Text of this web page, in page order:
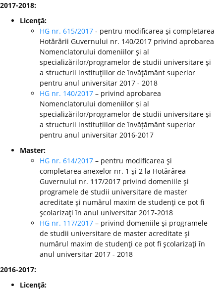
2017-2018:
Licenţă:
HG nr. 615/2017 - pentru modificarea şi completarea
Hotărârii Guvernului nr. 140/2017 privind aprobarea
Nomenclatorului domeniilor şi al
specializărilor/programelor de studii universitare şi
a structurii instituţiilor de învăţământ superior
pentru anul universitar 2017 - 2018
HG nr. 140/2017 – privind aprobarea
Nomenclatorului domeniilor și al
specializărilor/programelor de studii universitare și
a structurii instituțiilor de învățământ superior
pentru anul universitar 2016-2017
Master:
HG nr. 614/2017 – pentru modificarea şi
completarea anexelor nr. 1 şi 2 la Hotărârea
Guvernului nr. 117/2017 privind domeniile şi
programele de studii universitare de master
acreditate şi numărul maxim de studenţi ce pot fi
şcolarizaţi în anul universitar 2017-2018
HG nr. 117/2017 – privind domeniile şi programele
de studii universitare de master acreditate şi
numărul maxim de studenţi ce pot fi şcolarizaţi în
anul universitar 2017 - 2018
2016-2017:
Licenţă: